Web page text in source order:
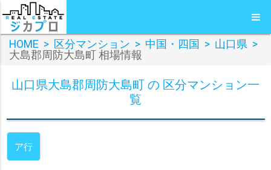
HOME > 区分マンション > 中国・四国 > 山口県 >
大島郡周防大島町 相場情報
山口県大島郡周防大島町 の 区分マンション一
覧
ア行